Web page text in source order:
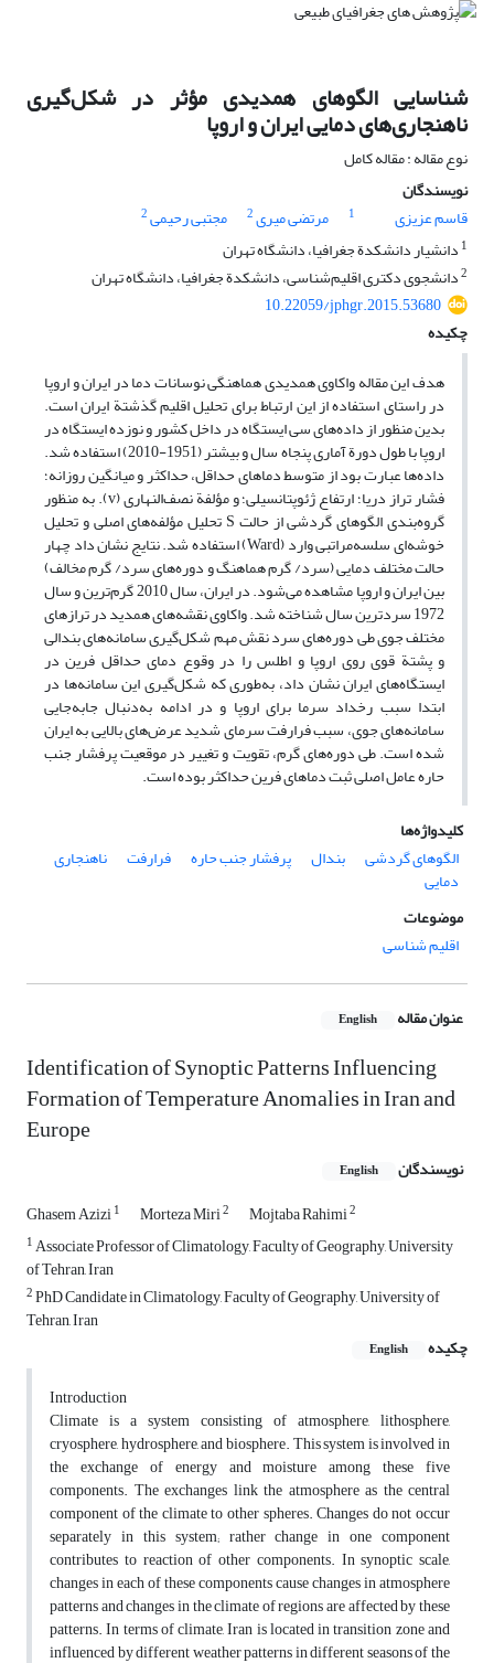
شناسایی الگوهای همدیدی مؤثر در شکل‌گیری
ناهنجاری‌های دمایی ایران و اروپا
نوع مقاله : مقاله کامل
نویسندگان
قاسم عزیزی
1 مرتضی میری2 مجتبی رحیمی2
1 دانشیار دانشکدة جغرافیا، دانشگاه تهران
2دانشجوی دکتری اقلیم‌شناسی، دانشکدة جغرافیا، دانشگاه تهران
10.22059/jphgr.2015.53680
چکیده
هدف این مقاله واکاوی همدیدی هماهنگی نوسانات دما در ایران و اروپا
در راستای استفاده از این ارتباط برای تحلیل اقلیم گذشتة ایران است.
بدین منظور از داده‌های سی ایستگاه در داخل کشور و نوزده ایستگاه در
اروپا با طول دورة آماری پنجاه سال و بیشتر (1951-2010) استفاده شد.
داده‌ها عبارت بود از متوسط دماهای حداقل، حداکثر و میانگین روزانه؛
فشار تراز دریا؛ ارتفاع ژئوپتانسیلی؛ و مؤلفة نصف‌النهاری (v). به منظور
گروه‌بندی الگوهای گردشی از حالت S تحلیل مؤلفه‌های اصلی و تحلیل
خوشه‌ای سلسه‌مراتبی وارد (Ward) استفاده شد. نتایج نشان ‌داد چهار
حالت مختلف دمایی (سرد/ گرم هماهنگ و دوره‌های سرد/ گرم مخالف)
بین ایران و اروپا مشاهده می‌شود. در ایران، سال 2010 گرم‌ترین و سال
1972 سردترین سال شناخته شد. واکاوی نقشه‌های همدید در تراز‌های
مختلف جوی طی دوره‌های سرد نقش مهم شکل‌گیری سامانه‌های بندالی
و پشتة قوی روی اروپا و اطلس را در وقوع دمای حداقل فرین در
ایستگاه‌های ایران نشان داد، به‌طوری که شکل‌گیری این سامانه‌ها در
ابتدا سبب رخداد سرما برای اروپا و در ادامه به‌دنبال جابه‌جایی
سامانه‌های جوی، سبب فرارفت سرمای شدید عرض‌های بالایی به ایران
شده است. طی دوره‌های گرم، تقویت و تغییر در موقعیت پرفشار جنب
حاره عامل اصلی ثبت دماهای فرین حداکثر بوده است.
کلیدواژه‌ها
الگوهای گردشی
بندال پرفشار جنب حاره فرارفت ناهنجاری
دمایی
موضوعات
اقلیم شناسی
عنوان مقاله English
Identification of Synoptic Patterns Influencing
Formation of Temperature Anomalies in Iran and
Europe
نویسندگان English
Ghasem Azizi1 Morteza Miri2 Mojtaba Rahimi2
1Associate Professor of Climatology, Faculty of Geography, University
of Tehran, Iran
2PhD Candidate in Climatology, Faculty of Geography, University of
Tehran, Iran
چکیده
English
Introduction
Climate is a system consisting of atmosphere, lithosphere,
cryosphere, hydrosphere, and biosphere. This system is involved in
the exchange of energy and moisture among these five
components. The exchanges link the atmosphere as the central
component of the climate to other spheres. Changes do not occur
separately in this system; rather change in one component
contributes to reaction of other components. In synoptic scale,
changes in each of these components cause changes in atmosphere
patterns and changes in the climate of regions are affected by these
patterns. In terms of climate, Iran is located in transition zone and
influenced by different weather patterns in different seasons of the